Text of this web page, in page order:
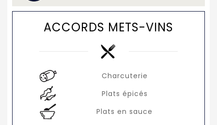
ACCORDS METS-VINS
Charcuterie
Plats épicés
Plats en sauce